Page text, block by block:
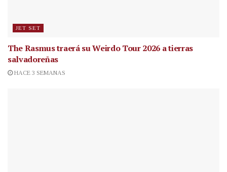
JET SET
The Rasmus traerá su Weirdo Tour 2026 a tierras
salvadoreñas
HACE 3 SEMANAS